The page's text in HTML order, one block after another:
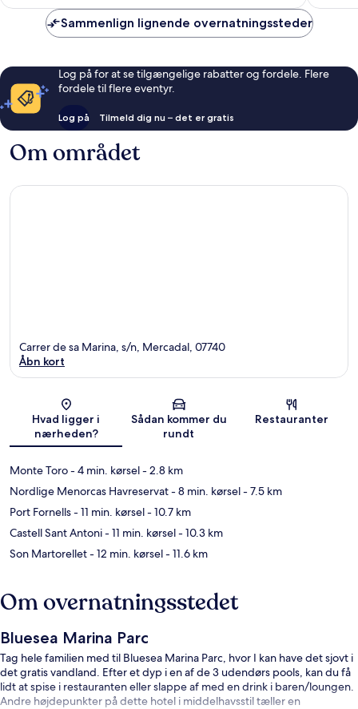
anmeldelser
Sammenlign lignende overnatningssteder
Log på for at se tilgængelige rabatter og fordele. Flere
fordele til flere eventyr.
Log på Tilmeld dig nu – det er gratis
Om området
Kort
Carrer de sa Marina, s/n, Mercadal, 07740
Åbn kort
Hvad ligger i
nærheden?
Sådan kommer du
rundt
Restauranter
Monte Toro- 4 min. kørsel- 2.8 km
Nordlige Menorcas Havreservat- 8 min. kørsel- 7.5 km
Port Fornells- 11 min. kørsel- 10.7 km
Castell Sant Antoni- 11 min. kørsel- 10.3 km
Son Martorellet- 12 min. kørsel- 11.6 km
Om overnatningsstedet
Bluesea Marina Parc
Tag hele familien med til Bluesea Marina Parc, hvor I kan have det sjovt i
det gratis vandland. Efter et dyp i en af de 3 udendørs pools, kan du få
lidt at spise i restauranten eller slappe af med en drink i baren/loungen.
Andre højdepunkter på dette hotel i middelhavsstil tæller en